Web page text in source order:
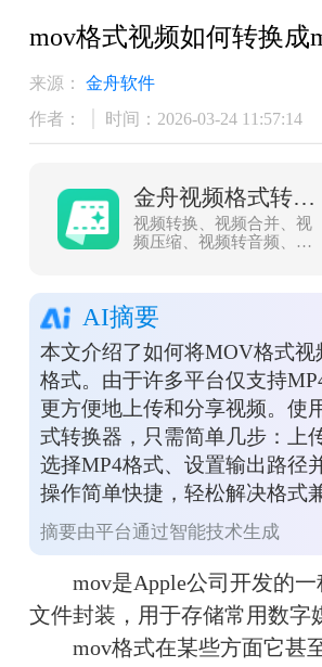
mov格式视频如何转换成
来源：
金舟软件
作者：
时间：2026-03-24 11:57:14
金舟视频格式转换器
视频转换、视频合并、视
频压缩、视频转音频、音
调速、视频转图片、GIF
转图片、视频旋转，支持
mov、mkv、3gp、avi、
flv、gif、mkv、mov、
mp4、mgp、rmvb、swf、
vob、wmv等多种音视频
格式相互转换
AI摘要
本文介绍了如何将MOV格式视
格式。由于许多平台仅支持
更方便地上传和分享视频。使
式转换器，只需简单几步：上
选择MP4格式、设置输出路径
操作简单快捷，轻松解决格式
摘要由平台通过智能技术生成
mov是Apple公司开发的一
文件封装，用于存储常用数字
mov格式在某些方面它甚